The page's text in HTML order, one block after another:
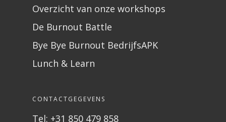
Overzicht van onze workshops
De Burnout Battle
Bye Bye Burnout BedrijfsAPK
Lunch & Learn
CONTACTGEGEVENS
Tel: +31 850 479 858